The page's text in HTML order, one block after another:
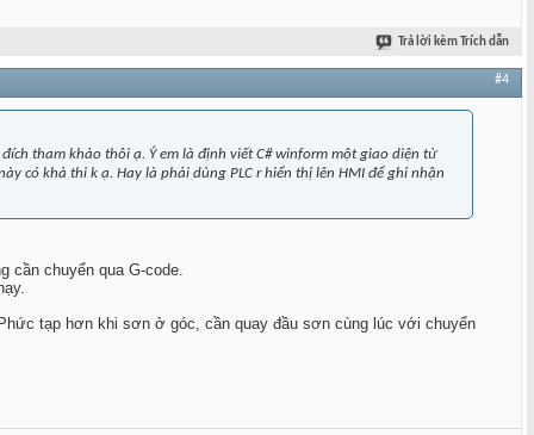
Trả lời kèm Trích dẫn
#4
tham khảo thôi ạ. Ý em là định viết C# winform một giao diện từ
có khả thi k ạ. Hay là phải dùng PLC r hiển thị lên HMI để ghi nhận
cần chuyển qua G-code.
tạp hơn khi sơn ở góc, cần quay đầu sơn cùng lúc với chuyển